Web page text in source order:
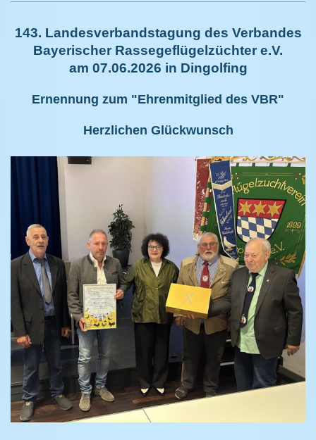
143. Landesverbandstagung des Verbandes
Bayerischer Rassegeflügelzüchter e.V.
am 07.06.2026 in Dingolfing
Ernennung zum "Ehrenmitglied des VBR"
Herzlichen Glückwunsch